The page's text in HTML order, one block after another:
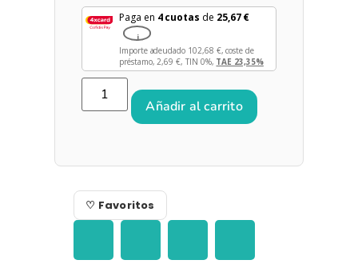
Paga en 4 cuotas de 25,67€
i
Importe adeudado 102,68 €, coste de
préstamo,2,69€, TIN 0%, TAE 23,35%
Añadir al carrito
♡ Favoritos